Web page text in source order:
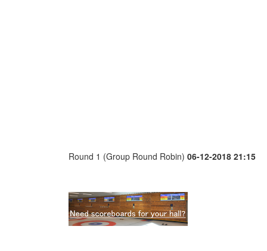
Round 1 (Group Round Robin) 06-12-2018 21:15